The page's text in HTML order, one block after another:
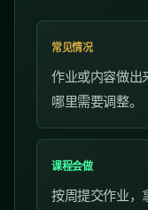
常见情况
作业或内容做出
哪里需要调整。
课程会做
按周提交作业，